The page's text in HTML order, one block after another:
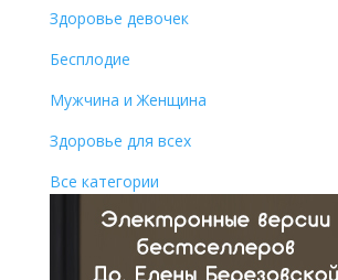
Здоровье девочек
Бесплодие
Мужчина и Женщина
Здоровье для всех
Все категории